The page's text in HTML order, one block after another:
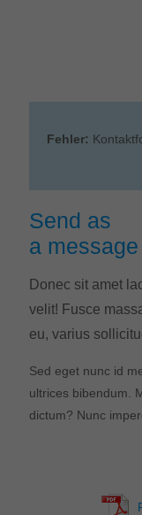
Fehler:
Send as
a message
Donec sit amet
velit! Fusce
eu, varius
Sed eget nunc id
ultrices bibendum.
dictum? Nunc